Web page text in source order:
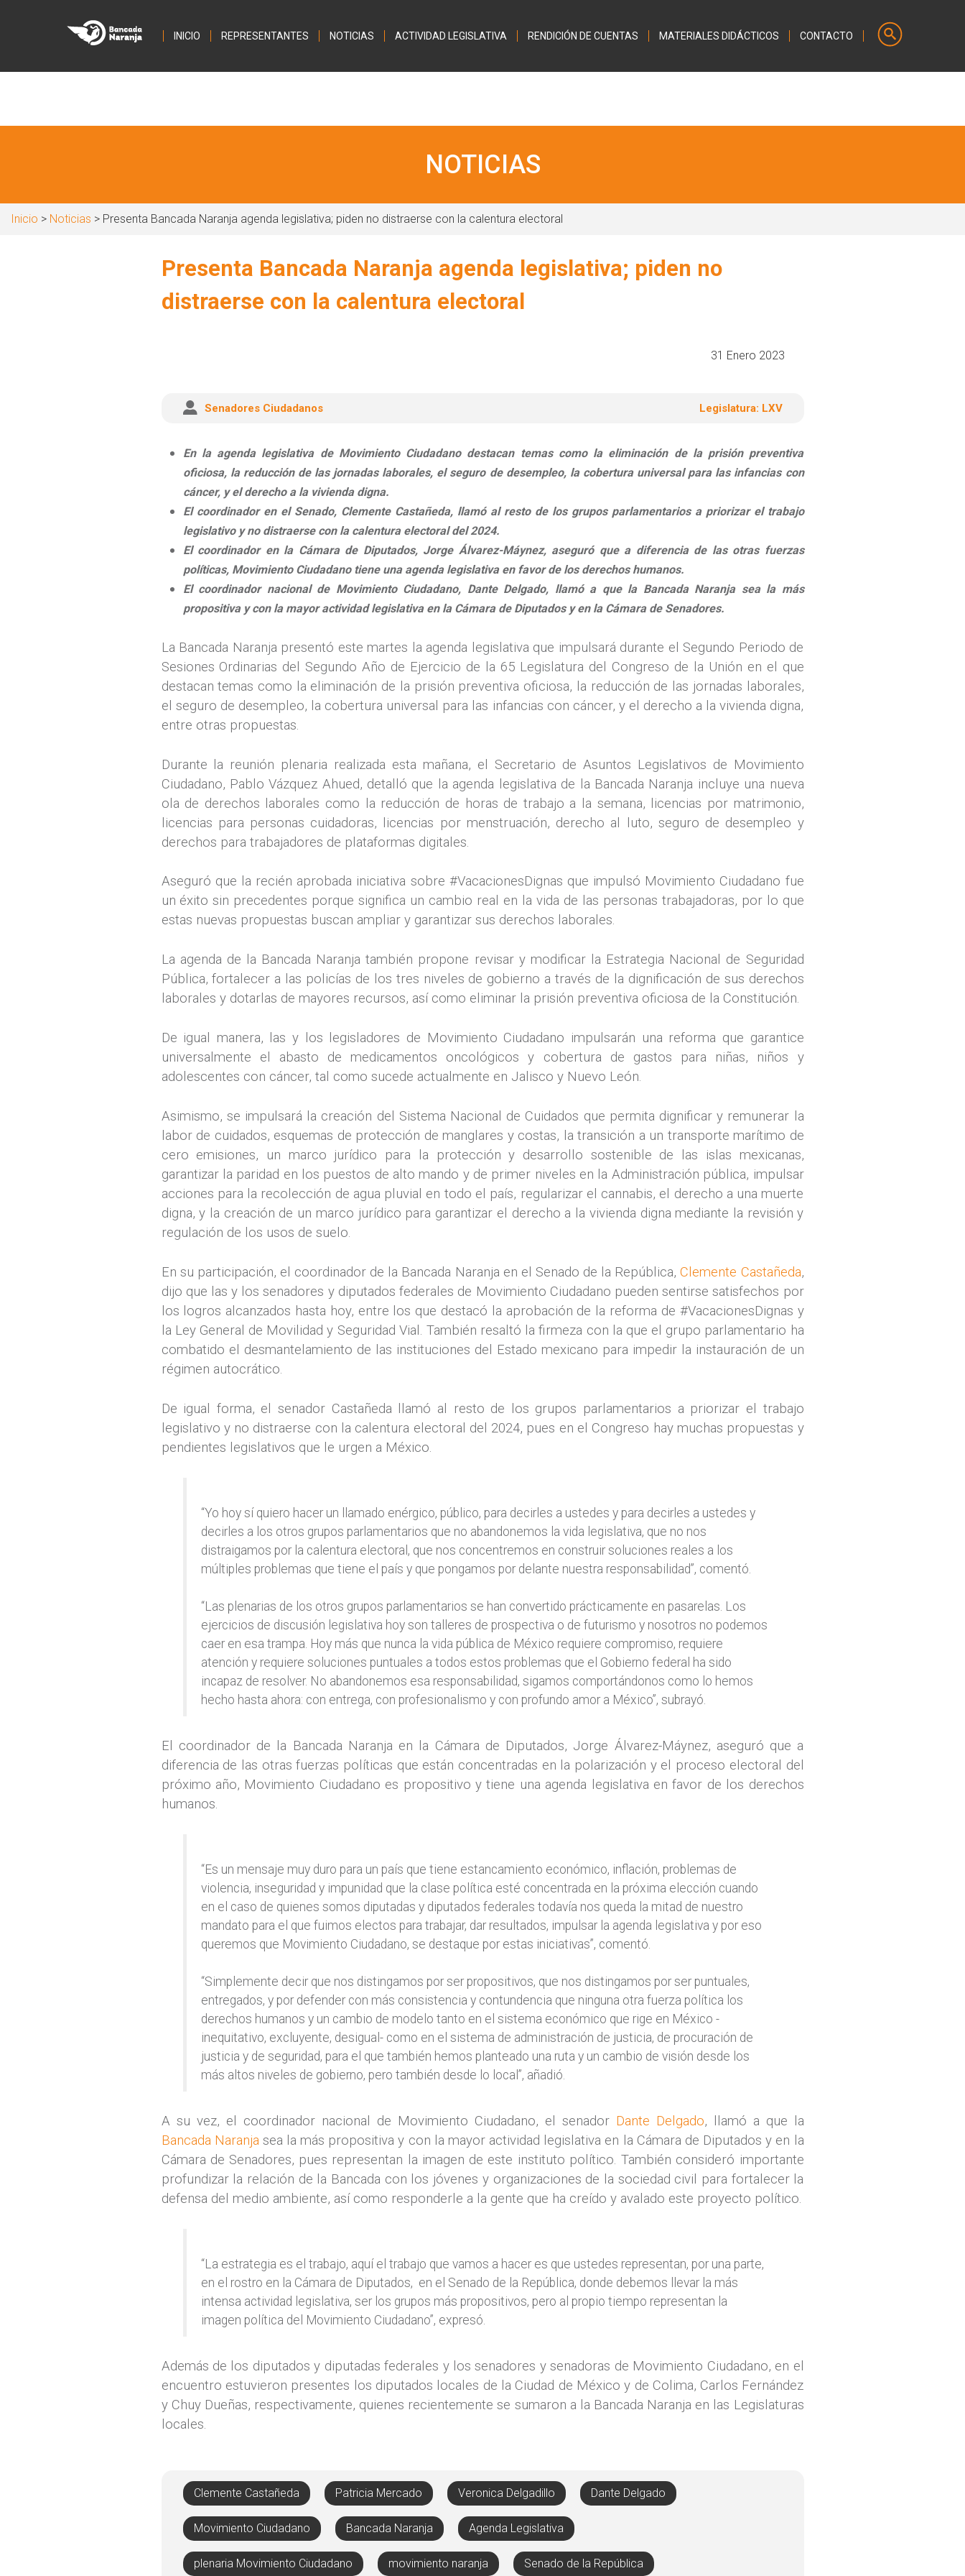
INICIO REPRESENTANTES NOTICIAS ACTIVIDAD LEGISLATIVA RENDICIÓN DE CUENTAS MATERIALES DIDÁCTICOS CONTACTO
NOTICIAS
Inicio > Noticias > Presenta Bancada Naranja agenda legislativa; piden no distraerse con la calentura electoral
Presenta Bancada Naranja agenda legislativa; piden no
distraerse con la calentura electoral
31 Enero 2023
Senadores Ciudadanos Legislatura: LXV
En la agenda legislativa de Movimiento Ciudadano destacan temas como la eliminación de la prisión preventiva
oficiosa, la reducción de las jornadas laborales, el seguro de desempleo, la cobertura universal para las infancias con
cáncer, y el derecho a la vivienda digna.
El coordinador en el Senado, Clemente Castañeda, llamó al resto de los grupos parlamentarios a priorizar el trabajo
legislativo y no distraerse con la calentura electoral del 2024.
El coordinador en la Cámara de Diputados, Jorge Álvarez-Máynez, aseguró que a diferencia de las otras fuerzas
políticas, Movimiento Ciudadano tiene una agenda legislativa en favor de los derechos humanos.
El coordinador nacional de Movimiento Ciudadano, Dante Delgado, llamó a que la Bancada Naranja sea la más
propositiva y con la mayor actividad legislativa en la Cámara de Diputados y en la Cámara de Senadores.
La Bancada Naranja presentó este martes la agenda legislativa que impulsará durante el Segundo Periodo de
Sesiones Ordinarias del Segundo Año de Ejercicio de la 65 Legislatura del Congreso de la Unión en el que
destacan temas como la eliminación de la prisión preventiva oficiosa, la reducción de las jornadas laborales,
el seguro de desempleo, la cobertura universal para las infancias con cáncer, y el derecho a la vivienda digna,
entre otras propuestas.
Durante la reunión plenaria realizada esta mañana, el Secretario de Asuntos Legislativos de Movimiento
Ciudadano, Pablo Vázquez Ahued, detalló que la agenda legislativa de la Bancada Naranja incluye una nueva
ola de derechos laborales como la reducción de horas de trabajo a la semana, licencias por matrimonio,
licencias para personas cuidadoras, licencias por menstruación, derecho al luto, seguro de desempleo y
derechos para trabajadores de plataformas digitales.
Aseguró que la recién aprobada iniciativa sobre #VacacionesDignas que impulsó Movimiento Ciudadano fue
un éxito sin precedentes porque significa un cambio real en la vida de las personas trabajadoras, por lo que
estas nuevas propuestas buscan ampliar y garantizar sus derechos laborales.
La agenda de la Bancada Naranja también propone revisar y modificar la Estrategia Nacional de Seguridad
Pública, fortalecer a las policías de los tres niveles de gobierno a través de la dignificación de sus derechos
laborales y dotarlas de mayores recursos, así como eliminar la prisión preventiva oficiosa de la Constitución.
De igual manera, las y los legisladores de Movimiento Ciudadano impulsarán una reforma que garantice
universalmente el abasto de medicamentos oncológicos y cobertura de gastos para niñas, niños y
adolescentes con cáncer, tal como sucede actualmente en Jalisco y Nuevo León.
Asimismo, se impulsará la creación del Sistema Nacional de Cuidados que permita dignificar y remunerar la
labor de cuidados, esquemas de protección de manglares y costas, la transición a un transporte marítimo de
cero emisiones, un marco jurídico para la protección y desarrollo sostenible de las islas mexicanas,
garantizar la paridad en los puestos de alto mando y de primer niveles en la Administración pública, impulsar
acciones para la recolección de agua pluvial en todo el país, regularizar el cannabis, el derecho a una muerte
digna, y la creación de un marco jurídico para garantizar el derecho a la vivienda digna mediante la revisión y
regulación de los usos de suelo.
En su participación, el coordinador de la Bancada Naranja en el Senado de la República,Clemente Castañeda,
dijo que las y los senadores y diputados federales de Movimiento Ciudadano pueden sentirse satisfechos por
los logros alcanzados hasta hoy, entre los que destacó la aprobación de la reforma de #VacacionesDignas y
la Ley General de Movilidad y Seguridad Vial. También resaltó la firmeza con la que el grupo parlamentario ha
combatido el desmantelamiento de las instituciones del Estado mexicano para impedir la instauración de un
régimen autocrático.
De igual forma, el senador Castañeda llamó al resto de los grupos parlamentarios a priorizar el trabajo
legislativo y no distraerse con la calentura electoral del 2024, pues en el Congreso hay muchas propuestas y
pendientes legislativos que le urgen a México.
“Yo hoy sí quiero hacer un llamado enérgico, público, para decirles a ustedes y para decirles a ustedes y
decirles a los otros grupos parlamentarios que no abandonemos la vida legislativa, que no nos
distraigamos por la calentura electoral, que nos concentremos en construir soluciones reales a los
múltiples problemas que tiene el país y que pongamos por delante nuestra responsabilidad”, comentó.
“Las plenarias de los otros grupos parlamentarios se han convertido prácticamente en pasarelas. Los
ejercicios de discusión legislativa hoy son talleres de prospectiva o de futurismo y nosotros no podemos
caer en esa trampa. Hoy más que nunca la vida pública de México requiere compromiso, requiere
atención y requiere soluciones puntuales a todos estos problemas que el Gobierno federal ha sido
incapaz de resolver. No abandonemos esa responsabilidad, sigamos comportándonos como lo hemos
hecho hasta ahora: con entrega, con profesionalismo y con profundo amor a México”, subrayó.
El coordinador de la Bancada Naranja en la Cámara de Diputados, Jorge Álvarez-Máynez, aseguró que a
diferencia de las otras fuerzas políticas que están concentradas en la polarización y el proceso electoral del
próximo año, Movimiento Ciudadano es propositivo y tiene una agenda legislativa en favor de los derechos
humanos.
“Es un mensaje muy duro para un país que tiene estancamiento económico, inflación, problemas de
violencia, inseguridad y impunidad que la clase política esté concentrada en la próxima elección cuando
en el caso de quienes somos diputadas y diputados federales todavía nos queda la mitad de nuestro
mandato para el que fuimos electos para trabajar, dar resultados, impulsar la agenda legislativa y por eso
queremos que Movimiento Ciudadano, se destaque por estas iniciativas”, comentó.
“Simplemente decir que nos distingamos por ser propositivos, que nos distingamos por ser puntuales,
entregados, y por defender con más consistencia y contundencia que ninguna otra fuerza política los
derechos humanos y un cambio de modelo tanto en el sistema económico que rige en México -
inequitativo, excluyente, desigual- como en el sistema de administración de justicia, de procuración de
justicia y de seguridad, para el que también hemos planteado una ruta y un cambio de visión desde los
más altos niveles de gobierno, pero también desde lo local”, añadió.
A su vez, el coordinador nacional de Movimiento Ciudadano, el senador Dante Delgado, llamó a que la
Bancada Naranjasea la más propositiva y con la mayor actividad legislativa en la Cámara de Diputados y en la
Cámara de Senadores, pues representan la imagen de este instituto político. También consideró importante
profundizar la relación de la Bancada con los jóvenes y organizaciones de la sociedad civil para fortalecer la
defensa del medio ambiente, así como responderle a la gente que ha creído y avalado este proyecto político.
“La estrategia es el trabajo, aquí el trabajo que vamos a hacer es que ustedes representan, por una parte,
en el rostro en la Cámara de Diputados, en el Senado de la República, donde debemos llevar la más
intensa actividad legislativa, ser los grupos más propositivos, pero al propio tiempo representan la
imagen política del Movimiento Ciudadano”, expresó.
Además de los diputados y diputadas federales y los senadores y senadoras de Movimiento Ciudadano, en el
encuentro estuvieron presentes los diputados locales de la Ciudad de México y de Colima, Carlos Fernández
y Chuy Dueñas, respectivamente, quienes recientemente se sumaron a la Bancada Naranja en las Legislaturas
locales.
Clemente Castañeda Patricia Mercado Veronica Delgadillo Dante Delgado
Movimiento Ciudadano Bancada Naranja Agenda Legislativa
plenaria Movimiento Ciudadano movimiento naranja Senado de la República